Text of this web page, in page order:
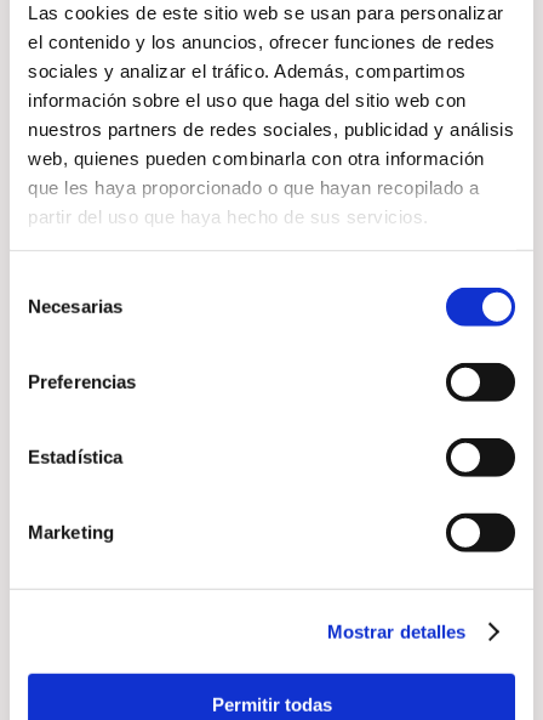
Las cookies de este sitio web se usan para personalizar
el contenido y los anuncios, ofrecer funciones de redes
sociales y analizar el tráfico. Además, compartimos
información sobre el uso que haga del sitio web con
nuestros partners de redes sociales, publicidad y análisis
web, quienes pueden combinarla con otra información
que les haya proporcionado o que hayan recopilado a
partir del uso que haya hecho de sus servicios.
Necesarias
Preferencias
Estadística
Marketing
Mostrar detalles
Permitir todas
Cuando el campo energético
está cargado, pueden aparecer
sensaciones de cansancio,
bloqueo o falta de claridad. El
Reiki ayuda a:
Liberar energías densas
energético
Reducir tensiones
Favorecer claridad mental
recuperar estabilidad.